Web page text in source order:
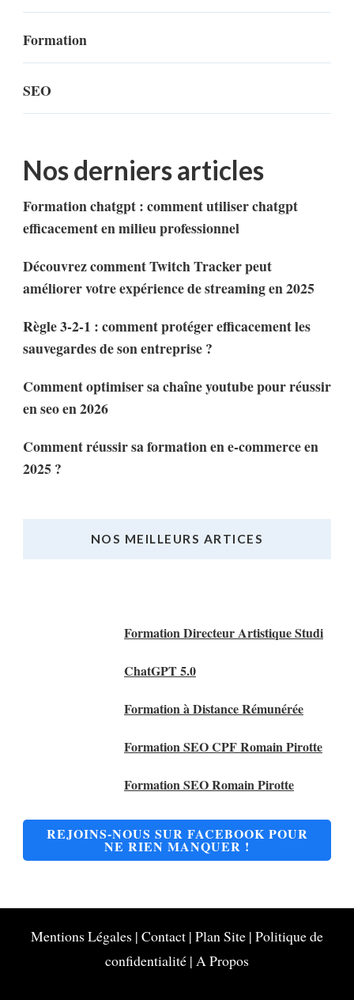
Formation
SEO
Nos derniers articles
Formation chatgpt : comment utiliser chatgpt
efficacement en milieu professionnel
Découvrez comment Twitch Tracker peut
améliorer votre expérience de streaming en 2025
Règle 3-2-1 : comment protéger efficacement les
sauvegardes de son entreprise ?
Comment optimiser sa chaîne youtube pour réussir
en seo en 2026
Comment réussir sa formation en e-commerce en
2025 ?
NOS MEILLEURS ARTICES
Formation Directeur Artistique Studi
ChatGPT 5.0
Formation à Distance Rémunérée
Formation SEO CPF Romain Pirotte
Formation SEO Romain Pirotte
REJOINS-NOUS SUR FACEBOOK POUR
NE RIEN MANQUER !
Mentions Légales | Contact | Plan Site | Politique de
confidentialité | A Propos